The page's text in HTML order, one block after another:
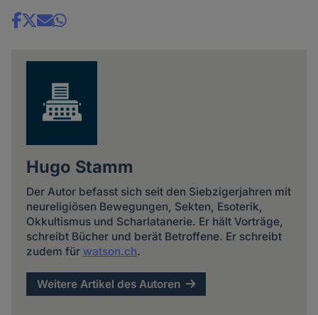
Share
Hugo Stamm
Der Autor befasst sich seit den Siebzigerjahren mit
neureligiösen Bewegungen, Sekten, Esoterik,
Okkultismus und Scharlatanerie. Er hält Vorträge,
schreibt Bücher und berät Betroffene. Er schreibt
zudem für watson.ch.
Weitere Artikel des Autoren